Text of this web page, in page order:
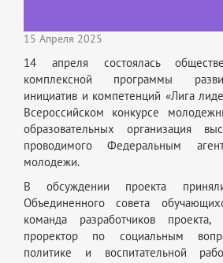
15 Апреля 2025
14 апреля состоялась
комплексной программы
инициатив и компетенций «Лига
Всероссийском конкурсе
образовательных организация
проводимого Федеральным
молодежи.
В обсуждении проекта
Объединенного совета
команда разработчиков
проректор по социальным
политике и воспитательной